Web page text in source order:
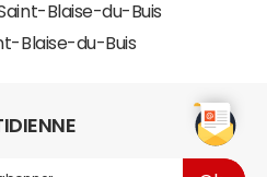
Blaise-du-Buis
Blaise-du-Buis